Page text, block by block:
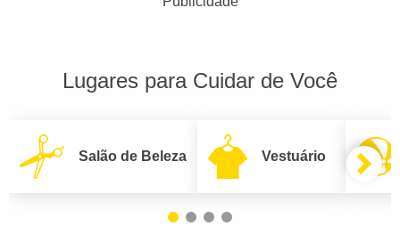
Lugares para Cuidar de Você
Salão de Beleza Vestuário